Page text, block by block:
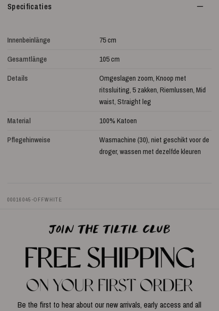
Specificaties
Innenbeinlänge
75 cm
Gesamtlänge
105 cm
Details
Omgeslagen zoom, Knoop met
ritssluiting, 5 zakken, Riemlussen, Mid
waist, Straight leg
Material
100% Katoen
Pflegehinweise
Wasmachine (30), niet geschikt voor de
droger, wassen met dezelfde kleuren
00016045-OFFWHITE
Be the first to hear about our new arrivals, early access and all